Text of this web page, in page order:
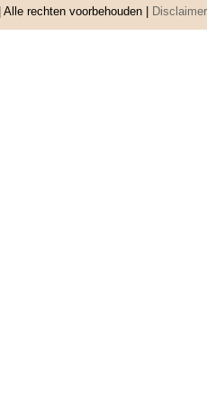
| Alle rechten voorbehouden | Disclaimer